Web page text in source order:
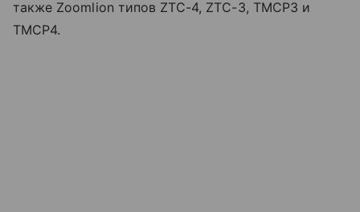
также Zoomlion типов ZTC-4, ZTC-3, TMCP3 и
TMCP4.